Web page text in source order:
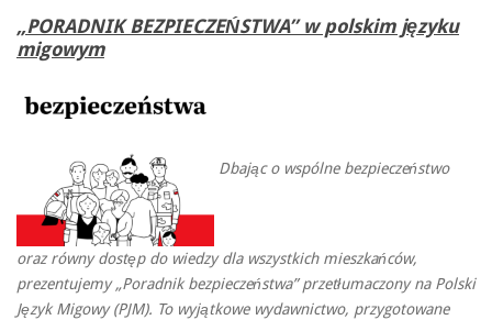
„PORADNIK BEZPIECZEŃSTWA” w polskim języku
migowym
Dbając o wspólne bezpieczeństwo
oraz równy dostęp do wiedzy dla wszystkich mieszkańców,
prezentujemy „Poradnik bezpieczeństwa” przetłumaczony na Polski
Język Migowy (PJM). To wyjątkowe wydawnictwo, przygotowane